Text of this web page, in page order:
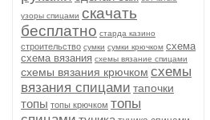
узоры спицами скачать
бесплатно старда казино
строительство сумки сумки крючком схема
схема вязания схемы вязание спицами
схемы вязания крючком схемы
вязания спицами тапочки
топы топы крючком топы